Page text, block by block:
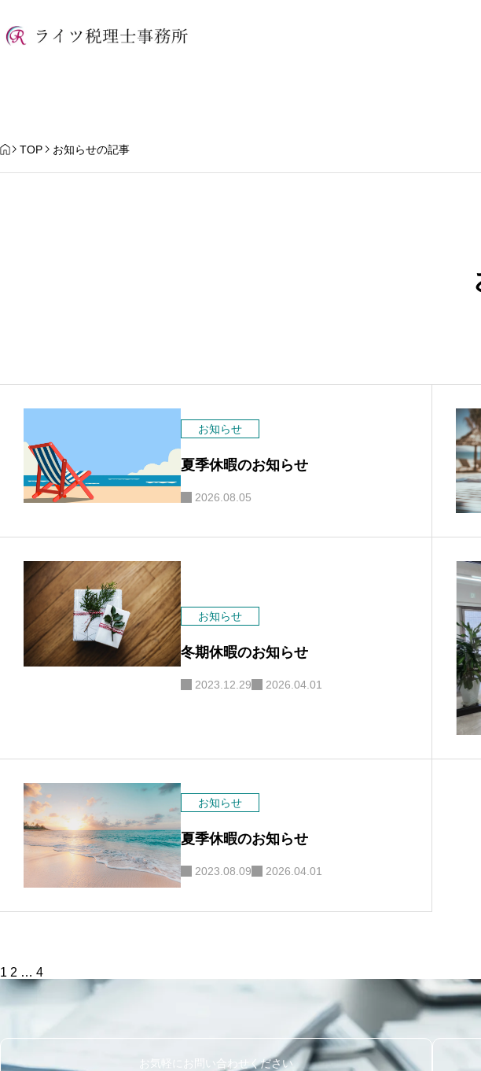
【新
ース
HOME
TOP お知らせの記事
お知らせ
夏季休暇のお知らせ
2026.08.05
お知らせ
冬期休暇のお知らせ
2023.12.29 2026.04.01
お知らせ
夏季休暇のお知らせ
2023.08.09 2026.04.01
投
稿
ペ
送
り
1 2 … 4
お気軽にお問い合わせください